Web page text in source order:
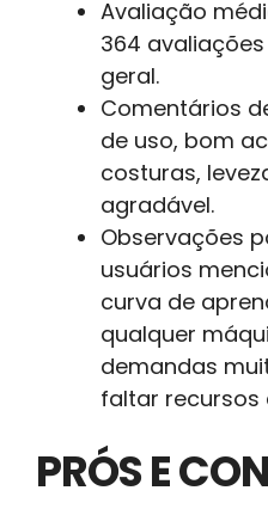
Avaliação
364
geral.
Comentários
de uso, bom
costuras,
agradável.
Observações
usuários
curva de
qualquer
demandas
faltar recursos
PRÓS E